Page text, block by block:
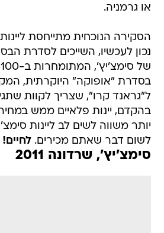
או גרמניה.
הסקירה הנוכחית מתייחסת
נכון לעכשיו, השייכים לסדרת
בסדרת "אופוקה" היוקרתית,
ל"גראנד קרו", שצריך לקוות
בהקדם, יינות פלאיים ממש
יותר משווה לשים לב ליינות
לשום דבר שאתם מכירים.לחיים!
סימצ'יץ', שרדונה 2011